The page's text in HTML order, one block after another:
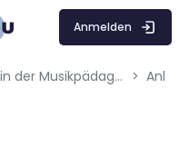
Anmelden
Inklusion in der Musikpädagogik